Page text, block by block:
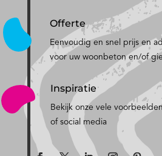
Offerte
Eenvoudig en snel prijs en
voor uw woonbeton en/of
Inspiratie
Bekijk onze vele
of social media